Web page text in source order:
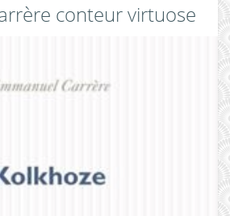
conteur virtuose